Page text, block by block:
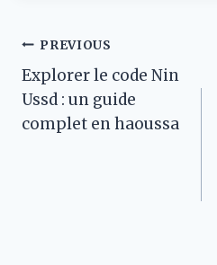
Post
navigation
PREVIOUS
Explorer le code Nin
Ussd : un guide
complet en haoussa